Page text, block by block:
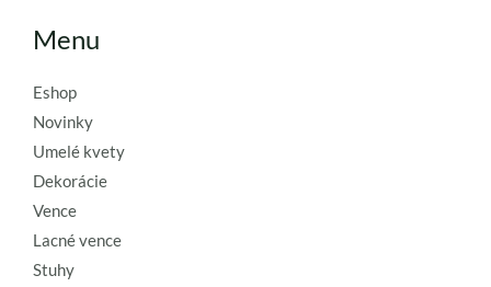
Menu
Eshop
Novinky
Umelé kvety
Dekorácie
Vence
Lacné vence
Stuhy